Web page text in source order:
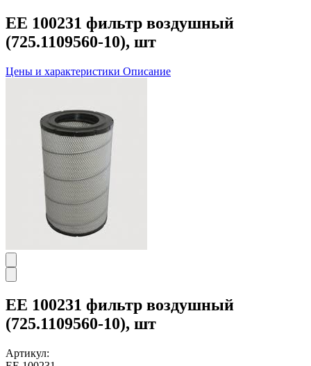
EE 100231 фильтр воздушный
(725.1109560-10), шт
Цены и характеристики Описание
EE 100231 фильтр воздушный
(725.1109560-10), шт
Артикул: